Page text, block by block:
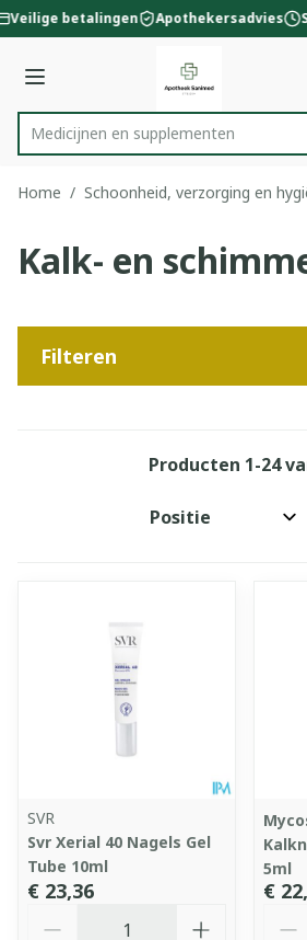
Ga naar de inhoud
1 van 1
Veilige betalingen Apothekersadvies
Menu
Product, merk, categorie...
Medicij
Home / Schoonheid, verzorging en
Kalk- en
Filteren
Producten 1-24
Sorteer op:
SVR
Svr Xerial 40 Nagels Gel
Tube 10ml
€ 23,36
5ml
€